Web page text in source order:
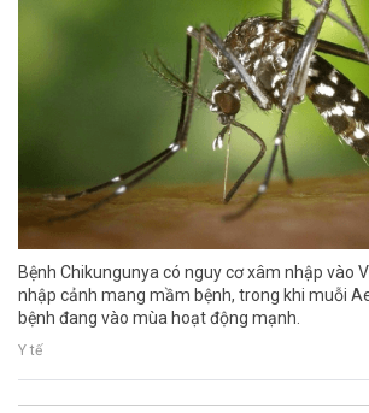
Bệnh Chikungunya có nguy cơ xâm nhập vào
nhập cảnh mang mầm bệnh, trong khi muỗi
bệnh đang vào mùa hoạt động mạnh.
Y tế